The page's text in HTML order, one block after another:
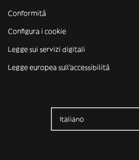
Conformità
Configura i cookie
Legge sui servizi digitali
Legge europea sull'accessibilità